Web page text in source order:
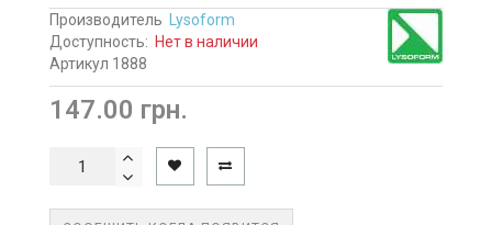
Производитель Lysoform
Доступность: Нет в наличии
Артикул 1888
147.00 грн.